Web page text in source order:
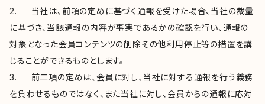
2. 当社は、前項の定めに基づく通報を受けた場合、当社の裁量
に基づき、当該通報の内容が事実であるかの確認を行い、通報の
対象となった会員コンテンツの削除その他利用停止等の措置を講
じることができるものとします。
3. 前二項の定めは、会員に対し、当社に対する通報を行う義務
を負わせるものではなく、また当社に対し、会員からの通報に応対